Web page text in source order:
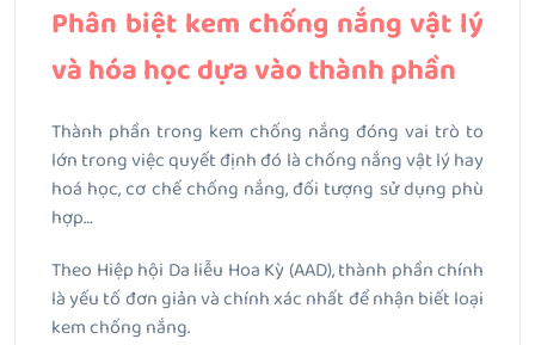
Phân biệt kem chống nắng vật lý
và hóa học dựa vào thành phần
Thành phần trong kem chống nắng đóng vai trò to
lớn trong việc quyết định đó là chống nắng vật lý hay
hoá học, cơ chế chống nắng, đối tượng sử dụng phù
hợp…
Theo Hiệp hội Da liễu Hoa Kỳ (AAD), thành phần chính
là yếu tố đơn giản và chính xác nhất để nhận biết loại
kem chống nắng.